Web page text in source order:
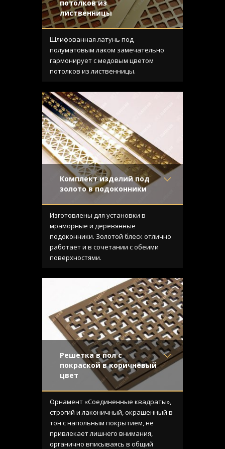
потолков из
лиственницы
Материал- Латунь
Отделка- Шлифованная
латунь
Узор- Ромбы с узлами
Конструкция- Плоская
Шлифованная латунь под
полуматовым лаком замечательно
гармонирует с медовым цветом
потолков из лиственницы.
Комплект изделий под
золото в подоконники
Материал- Латунь
Отделка- Полированная
латунь
Узор- Треугольники
Конструкция- Плоская
Изготовлены для установки в
мраморные и деревянные
подоконники. Золотой блеск отлично
работает и в сочетании с обеими
поверхностями.
Решетка в пол с
покраской в коричневый
цвет
Материал- Обычная сталь
Отделка- Покраска
Узор- Соединенные
квадраты
Конструкция- С выборкой
Орнамент «Соединенные квадраты»,
строгий и лаконичный, окрашенный в
тон с напольным покрытием, не
привлекает лишнего внимания,
органично вписываясь в общий